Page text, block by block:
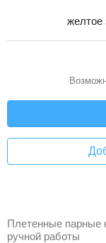
желтое
Плетенные парные
ручной работы